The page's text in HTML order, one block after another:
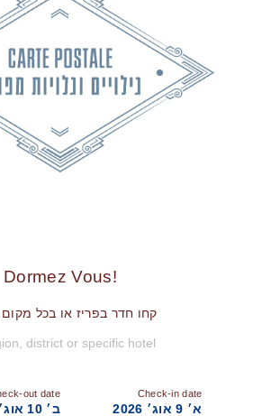
!Dormez Vous
קחו חדר בפריז או בכל
Check-in date
א׳ 9 אוג׳ 2026
out date
ב׳ 10 אוג׳ 2026